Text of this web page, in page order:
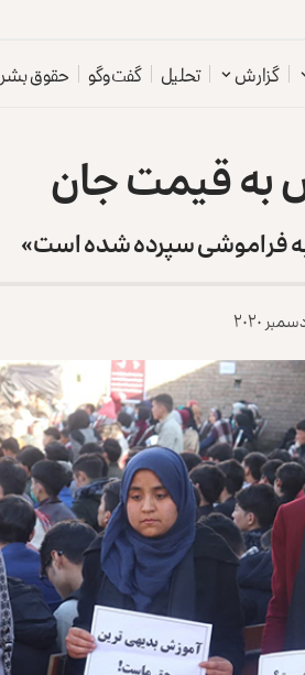
گزارش تحلیل گفت‌وگو حقوق بشر
به قیمت جان
فراموشی سپرده شده است»